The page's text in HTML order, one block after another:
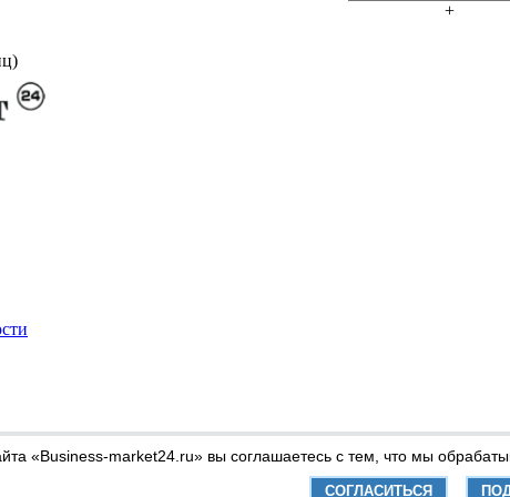
+
«Business-market24.ru» вы соглашаетесь с тем, что мы
СОГЛАСИТЬСЯ